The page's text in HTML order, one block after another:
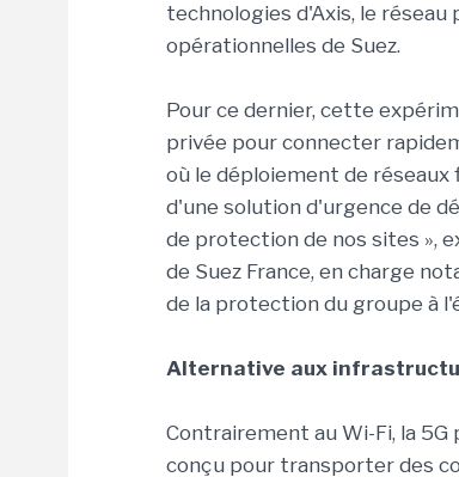
technologies d'Axis, le
opérationnelles de Suez.
Pour ce dernier, cette
privée pour connecter
où le déploiement de
d'une solution d'urgence de
de protection de nos sites »,
de Suez France, en charge
de la protection du groupe à
Alternative aux
Contrairement au Wi-Fi, la
conçu pour transporter des